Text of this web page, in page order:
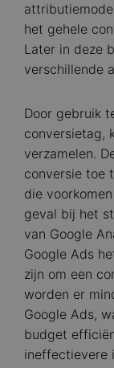
het gehele
Later in deze
verschillende
Door gebruik
conversietag,
verzamelen.
conversie toe
die
geval bij het
van Google
Google Ads
zijn om een
worden er
Google Ads,
budget
ineffectievere